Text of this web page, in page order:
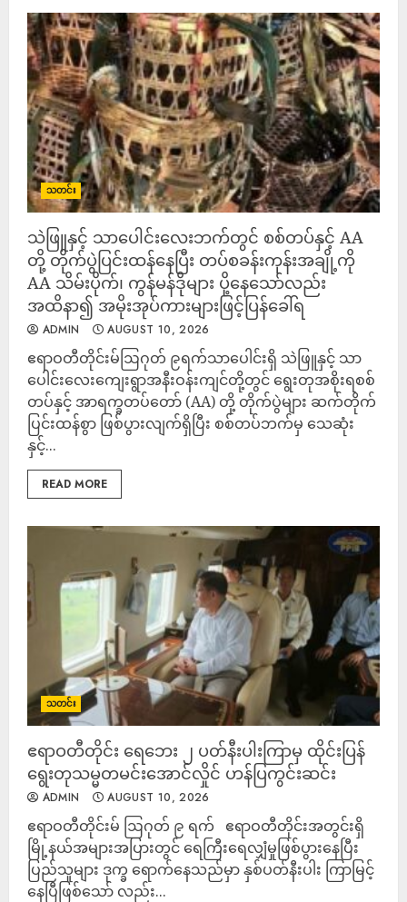
သတင်း
သဲဖြူနှင့် သာပေါင်းလေးဘက်တွင် စစ်တပ်နှင့် AA
တို့ တိုက်ပွဲပြင်းထန်‌နေပြီး တပ်စခန်းကုန်းအချို့ကို
AA သိမ်းပိုက်၊ ကွန်မန်ဒိုများ ပို့နေသော်လည်း
အထိနာ၍ အမိုးအုပ်ကားများဖြင့်ပြန်ခေါ်ရ
ADMIN AUGUST 10, 2026
‎ဧရာဝတီတိုင်းမ်‎ဩဂုတ် ၉ရက်‎‎သာပေါင်းရှိ သဲဖြူနှင့် သာ
ပေါင်းလေးကျေးရွာအနီးဝန်းကျင်တို့တွင် ရွေးတုအစိုးရစစ်
တပ်နှင့် အာရက္ခတပ်တော် (AA) တို့ တိုက်ပွဲများ ဆက်တိုက်
ပြင်းထန်စွာ ဖြစ်ပွားလျက်ရှိပြီး စစ်တပ်ဘက်မှ သေဆုံး
နှင့်...
READ MORE
သတင်း
ဧရာဝတီတိုင်း ရေဘေး ၂ ပတ်နီးပါးကြာမှ ထိုင်းပြန်
ရွေးတုသမ္မတမင်းအောင်လှိုင် ဟန်ပြကွင်းဆင်း
ADMIN AUGUST 10, 2026
ဧရာဝတီတိုင်းမ် ဩဂုတ် ၉ ရက် ဧရာဝတီတိုင်းအတွင်းရှိ
မြို့နယ်အများအပြားတွင် ရေကြီးရေလျှံမှုဖြစ်ပွားနေပြီး
ပြည်သူများ ဒုက္ခ ရောက်နေသည်မှာ နှစ်ပတ်နီးပါး ကြာမြင့်
နေပြီဖြစ်သော် လည်း...